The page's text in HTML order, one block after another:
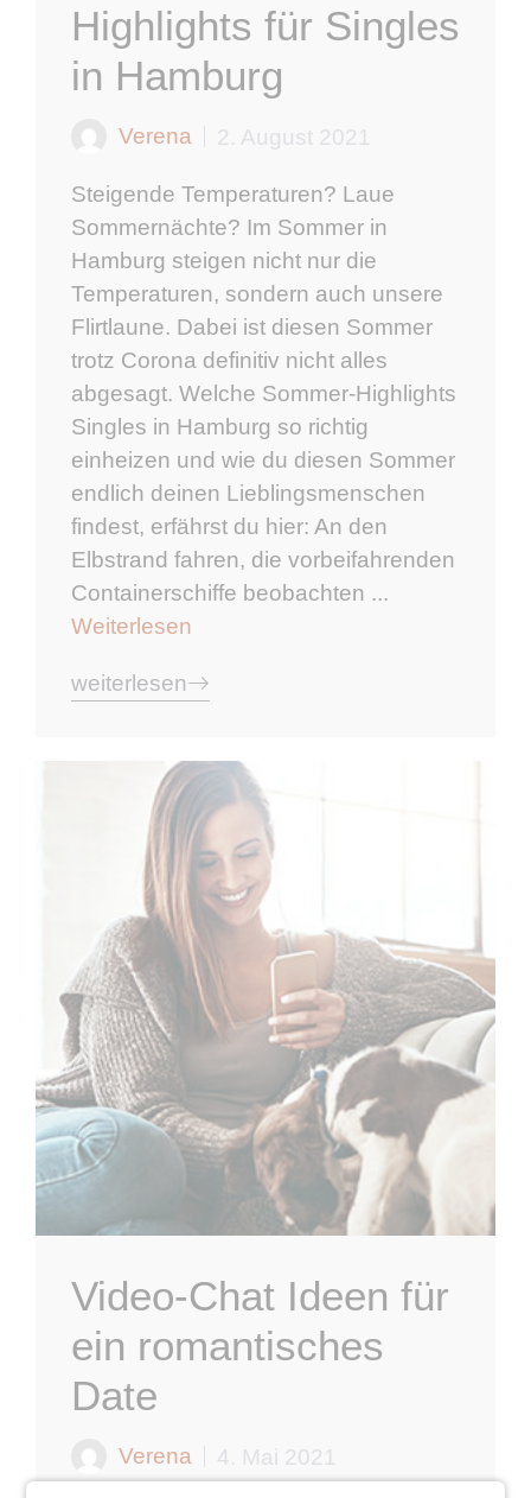
Highlights für Singles
in Hamburg
Verena 2. August 2021
Steigende Temperaturen? Laue
Sommernächte? Im Sommer in
Hamburg steigen nicht nur die
Temperaturen, sondern auch unsere
Flirtlaune. Dabei ist diesen Sommer
trotz Corona definitiv nicht alles
abgesagt. Welche Sommer-Highlights
Singles in Hamburg so richtig
einheizen und wie du diesen Sommer
endlich deinen Lieblingsmenschen
findest, erfährst du hier: An den
Elbstrand fahren, die vorbeifahrenden
Containerschiffe beobachten ...
Weiterlesen
weiterlesen
Video-Chat Ideen für
ein romantisches
Date
Verena 4. Mai 2021